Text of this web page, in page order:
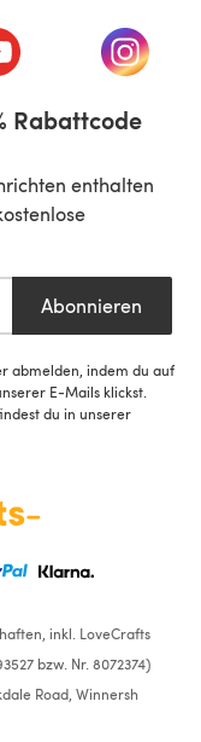
neuen Tab)
sich in einem
(öffnet
Rabattcode
enthalten
Abonnieren
abmelden, indem du auf
E-Mails klickst.
du in unserer
inkl. LoveCrafts
bzw. Nr. 8072374)
Road, Winnersh